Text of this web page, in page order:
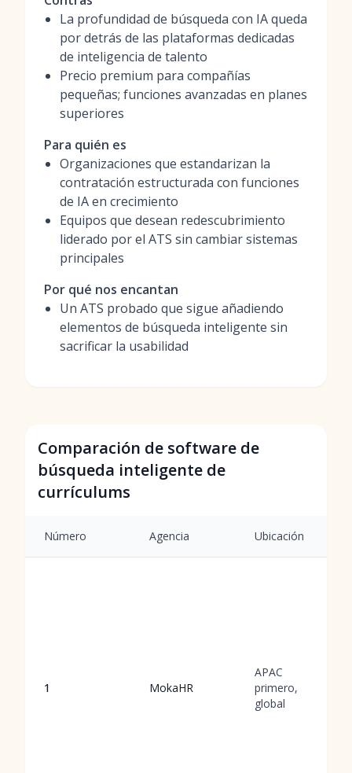
La profundidad de búsqueda con IA queda
por detrás de las plataformas dedicadas
de inteligencia de talento
Precio premium para compañías
pequeñas; funciones avanzadas en planes
superiores
Para quién es
Organizaciones que estandarizan la
contratación estructurada con funciones
de IA en crecimiento
Equipos que desean redescubrimiento
liderado por el ATS sin cambiar sistemas
principales
Por qué nos encantan
Un ATS probado que sigue añadiendo
elementos de búsqueda inteligente sin
sacrificar la usabilidad
Comparación de software de
búsqueda inteligente de
currículums
Número Agencia Ubicación
1 MokaHR
APAC
primero,
global